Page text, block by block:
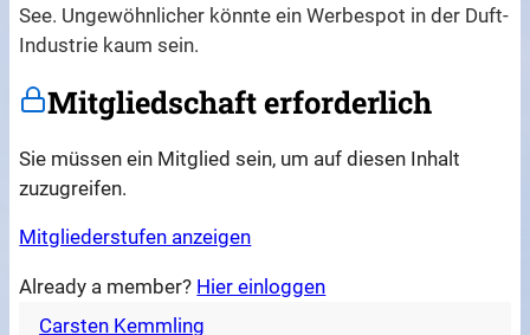
See. Ungewöhnlicher könnte ein Werbespot in der Duft-
Industrie kaum sein.
Mitgliedschaft erforderlich
Sie müssen ein Mitglied sein, um auf diesen Inhalt
zuzugreifen.
Mitgliederstufen anzeigen
Already a member? Hier einloggen
Carsten Kemmling